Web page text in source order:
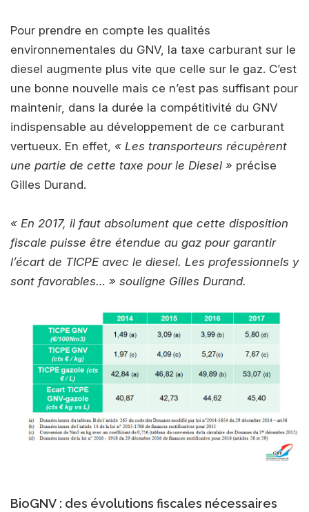
Pour prendre en compte les qualités
environnementales du GNV, la taxe carburant sur le
diesel augmente plus vite que celle sur le gaz. C’est
une bonne nouvelle mais ce n’est pas suffisant pour
maintenir, dans la durée la compétitivité du GNV
indispensable au développement de ce carburant
vertueux. En effet, « Les transporteurs récupèrent
une partie de cette taxe pour le Diesel » précise
Gilles Durand.
« En 2017, il faut absolument que cette disposition
fiscale puisse être étendue au gaz pour garantir
l’écart de TICPE avec le diesel. Les professionnels y
sont favorables… » souligne Gilles Durand.
BioGNV : des évolutions fiscales nécessaires